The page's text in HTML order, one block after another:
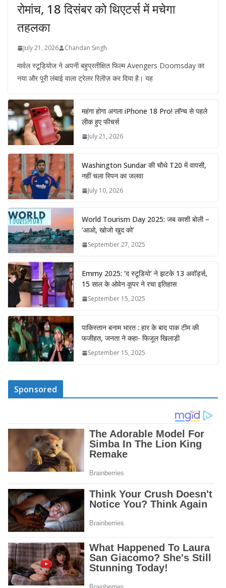
रोमांच, 18 दिसंबर को थिएटर्स में मचेगा
तहलका
July 21, 2026 Chandan Singh
मार्वल स्टूडियोज ने अपनी बहुप्रतीक्षित फिल्म Avengers Doomsday का
नया और पूरी लंबाई वाला ट्रेलर रिलीज़ कर दिया है। यह
महंगा होगा अगला iPhone 18 Pro! लॉन्च से पहले
लीक हुए फीचर्स
July 21, 2026
Washington Sundar की चौथे T20 में वापसी,
नहीं चला स्पिन का जलवा
July 10, 2026
World Tourism Day 2025: जब काशी बोली –
‘आओ, खोजो खुद को’
September 27, 2025
Emmy 2025: ‘द स्टूडियो’ ने झटके 13 अवॉर्ड्स,
15 साल के ओवेन कूपर ने रचा इतिहास
September 15, 2025
पाकिस्तान बनाम भारत : हार के बाद पाक टीम की
फजीहत, जनता ने कहा- फिजूल खिलाड़ी
September 15, 2025
Sponsored